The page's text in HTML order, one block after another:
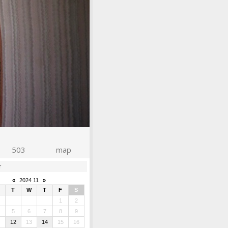
503 map
« 2024 11
»
T W T F
S
1
2
5 6 7 8
9
12 13 14 15
16